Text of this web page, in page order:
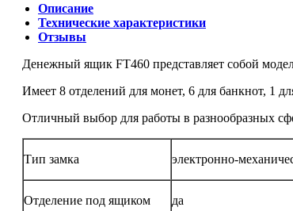
Описание
Технические характеристики
Отзывы
Денежный ящик FT460 представляет собой
Имеет 8 отделений для монет, 6 для банкнот, 1
Отличный выбор для работы в разнообразных
Тип замка электронно-
Отделение под ящиком да